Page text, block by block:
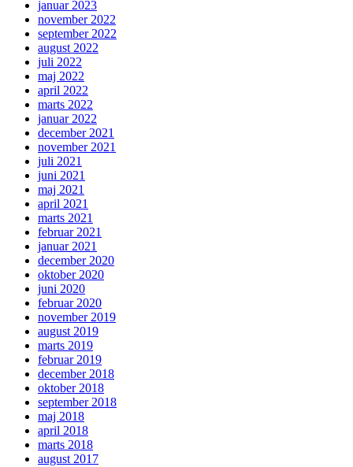
januar 2023
november 2022
september 2022
august 2022
juli 2022
maj 2022
april 2022
marts 2022
januar 2022
december 2021
november 2021
juli 2021
juni 2021
maj 2021
april 2021
marts 2021
februar 2021
januar 2021
december 2020
oktober 2020
juni 2020
februar 2020
november 2019
august 2019
marts 2019
februar 2019
december 2018
oktober 2018
september 2018
maj 2018
april 2018
marts 2018
august 2017